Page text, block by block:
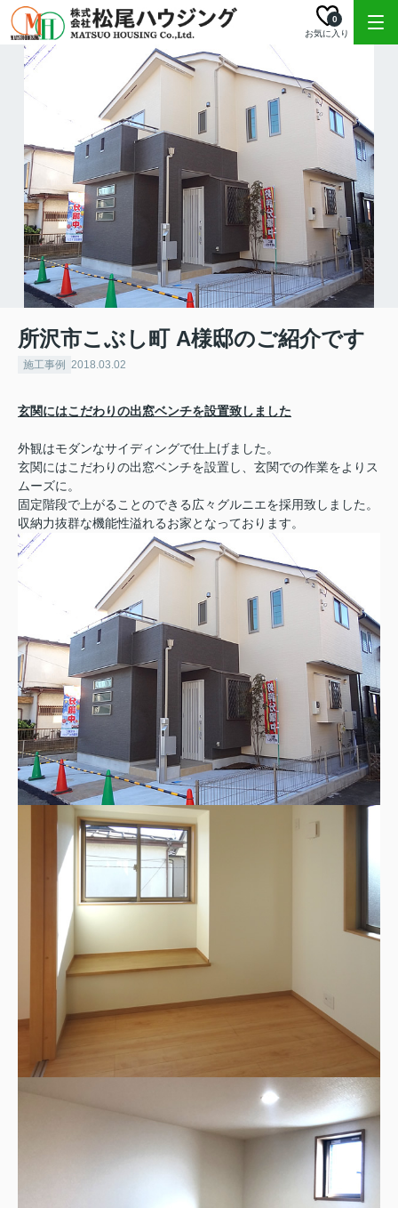
お気に入り
0
所沢市こぶし町 A様邸のご紹介です
施工事例 2018.03.02
玄関にはこだわりの出窓ベンチを設置致しました
外観はモダンなサイディングで仕上げました。
玄関にはこだわりの出窓ベンチを設置し、玄関での作業をよりス
ムーズに。
固定階段で上がることのできる広々グルニエを採用致しました。
収納力抜群な機能性溢れるお家となっております。